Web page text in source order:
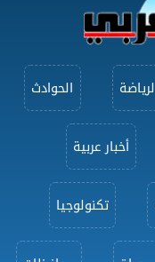
الحوادث
أخبار عربية
تكنولوجيا